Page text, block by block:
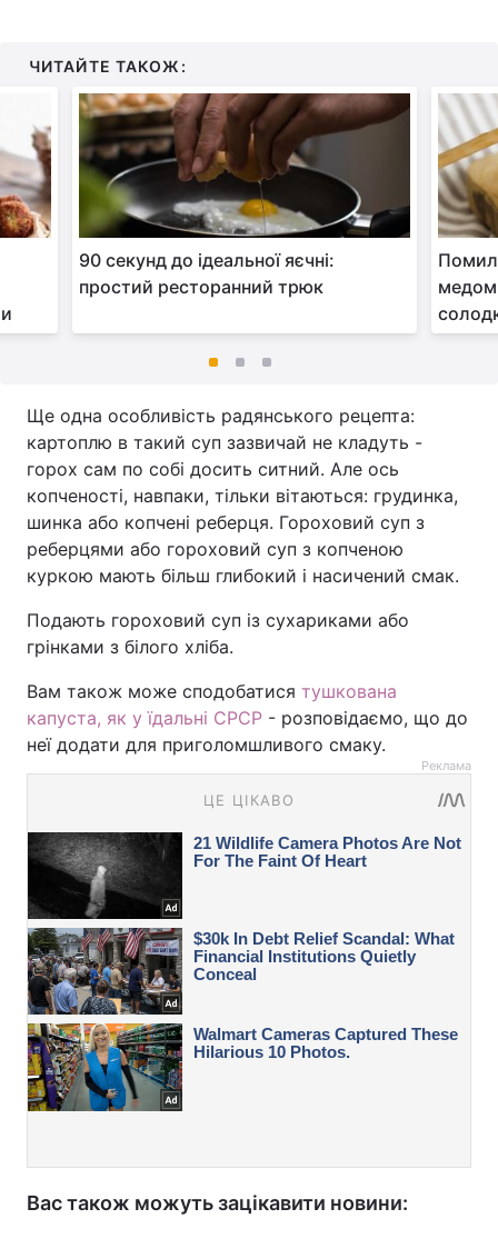
ЧИТАЙТЕ ТАКОЖ:
90 секунд до ідеальної яєчні:
простий ресторанний трюк
Ще одна особливість радянського рецепта:
картоплю в такий суп зазвичай не кладуть -
горох сам по собі досить ситний. Але ось
копченості, навпаки, тільки вітаються: грудинка,
шинка або копчені реберця. Гороховий суп з
реберцями або гороховий суп з копченою
куркою мають більш глибокий і насичений смак.
Подають гороховий суп із сухариками або
грінками з білого хліба.
Вам також може сподобатися тушкована
капуста, як у їдальні СРСР - розповідаємо, що до
неї додати для приголомшливого смаку.
Реклама
Вас також можуть зацікавити новини: